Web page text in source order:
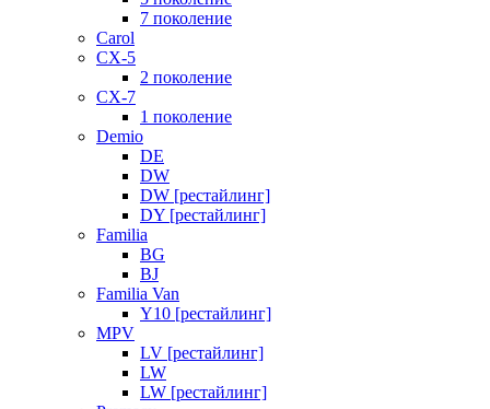
7 поколение
Carol
CX-5
2 поколение
CX-7
1 поколение
Demio
DE
DW
DW [рестайлинг]
DY [рестайлинг]
Familia
BG
BJ
Familia Van
Y10 [рестайлинг]
MPV
LV [рестайлинг]
LW
LW [рестайлинг]